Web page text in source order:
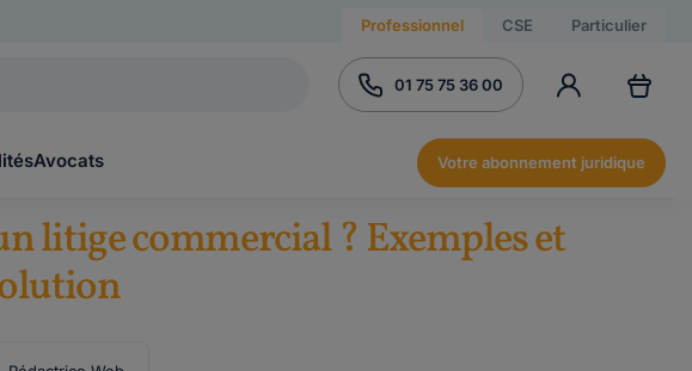
Professionnel CSE Particulier
01 75 75 36 00
Avocats Votre abonnement juridique
litige commercial ? Exemples et